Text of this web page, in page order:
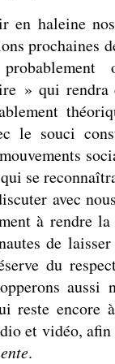
en haleine
prochaines
» qui
le souci
se
avec
à rendre
de laisser
du
aussi
reste encore
et vidéo,
.